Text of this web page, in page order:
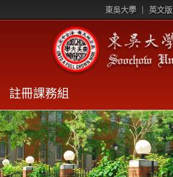
東吳大學 英文版
註冊課務組